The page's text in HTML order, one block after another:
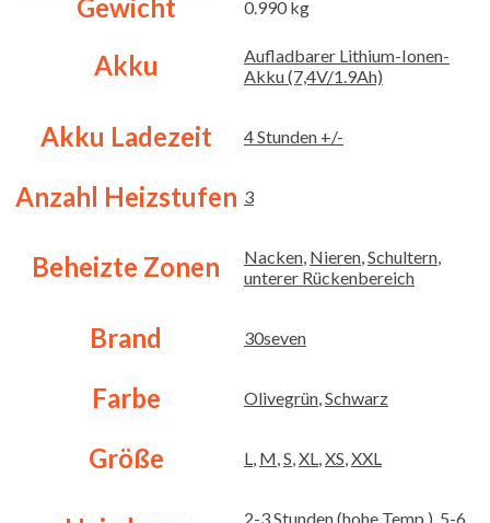
Gewicht
0.990 kg
Akku
Aufladbarer Lithium-Ionen-
Akku (7,4V/1.9Ah)
Akku Ladezeit 4 Stunden +/-
Anzahl Heizstufen 3
Beheizte Zonen Nacken, Nieren,Schultern,
unterer Rückenbereich
Brand 30seven
Farbe Olivegrün,Schwarz
Größe L, M,S,XL,XS,XXL
2-3 Stunden (hohe Temp.), 5-6